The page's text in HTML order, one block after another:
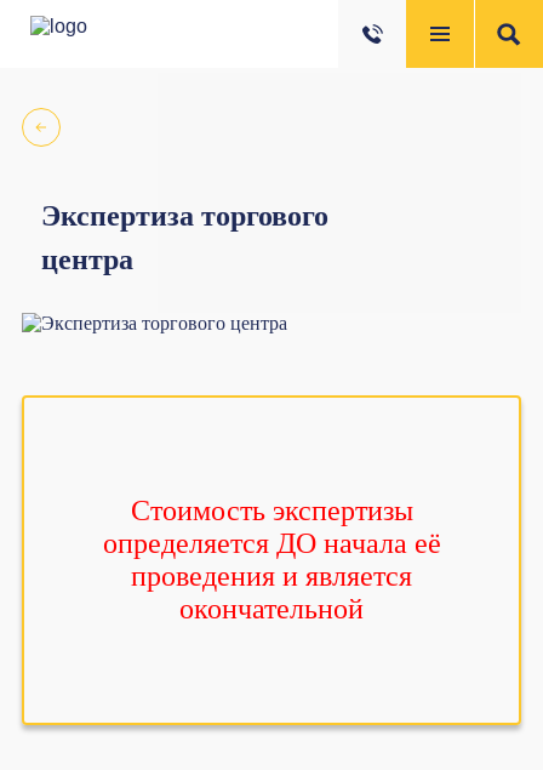
Экспертиза торгового
центра
Стоимость экспертизы
определяется ДО начала её
проведения и является
окончательной